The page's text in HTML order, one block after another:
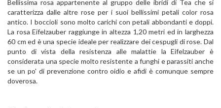
Bellissima rosa appartenente al gruppo delle ibridi di Tea che si
caratterizza dalle altre rose per i suoi bellissimi petali color rosa
antico. I boccioli sono molto carichi con petali abbondanti e doppi.
La rosa Eifelzauber raggiunge in altezza 1,20 metri ed in larghezza
60 cm ed è una specie ideale per realizzare dei cespugli di rose. Dal
punto di vista della resistenza alle malattie la Eifelzauber è
considerata una specie molto resistente a funghi e parassiti anche
se un po' di prevenzione contro oidio e afidi è comunque sempre
doverosa.